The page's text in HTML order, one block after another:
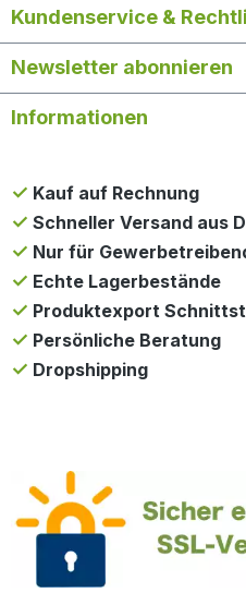
Kundenservice &
Newsletter abonnieren
Informationen
Kauf auf Rechnung
Schneller Versand aus
Nur für
Echte Lagerbestände
Produktexport
Persönliche Beratung
Dropshipping